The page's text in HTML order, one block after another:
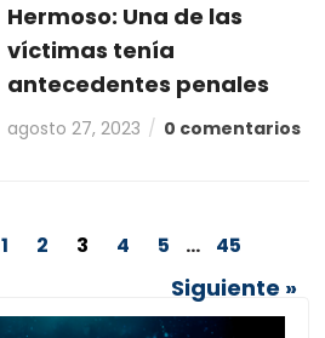
Hermoso: Una de las
víctimas tenía
antecedentes penales
agosto 27, 2023 0 comentarios
1 2 3 4 5 … 45
Siguiente »